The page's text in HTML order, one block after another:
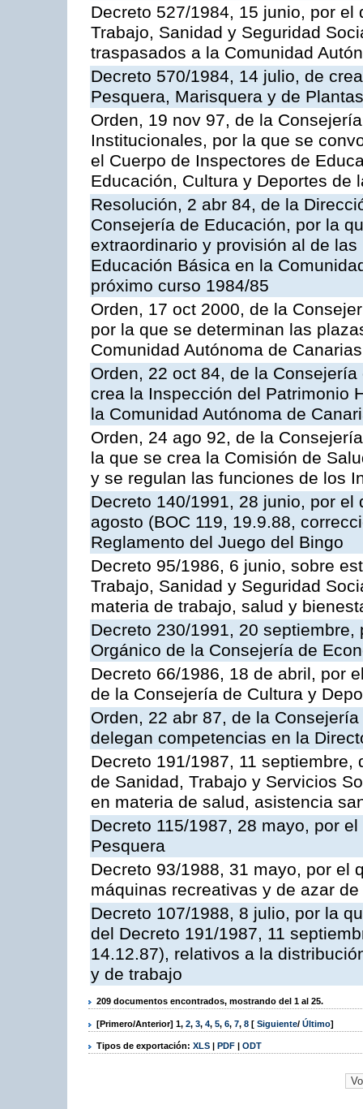
Decreto 527/1984, 15 junio, por
Trabajo, Sanidad y Seguridad
traspasados a la Comunidad
Decreto 570/1984, 14 julio, de
Pesquera, Marisquera y de
Orden, 19 nov 97, de la
Institucionales, por la que se
el Cuerpo de Inspectores de
Educación, Cultura y Deportes de
Resolución, 2 abr 84, de la
Consejería de Educación, por la
extraordinario y provisión al de
Educación Básica en la
próximo curso 1984/85
Orden, 17 oct 2000, de la
por la que se determinan las
Comunidad Autónoma de Canarias
Orden, 22 oct 84, de la
crea la Inspección del Patrimonio
la Comunidad Autónoma de
Orden, 24 ago 92, de la
la que se crea la Comisión de
y se regulan las funciones de los
Decreto 140/1991, 28 junio, por
agosto (BOC 119, 19.9.88,
Reglamento del Juego del Bingo
Decreto 95/1986, 6 junio, sobre
Trabajo, Sanidad y Seguridad
materia de trabajo, salud y
Decreto 230/1991, 20
Orgánico de la Consejería de
Decreto 66/1986, 18 de abril, por
de la Consejería de Cultura y
Orden, 22 abr 87, de la
delegan competencias en la
Decreto 191/1987, 11
de Sanidad, Trabajo y Servicios
en materia de salud, asistencia
Decreto 115/1987, 28 mayo, por
Pesquera
Decreto 93/1988, 31 mayo, por el
máquinas recreativas y de azar
Decreto 107/1988, 8 julio, por la
del Decreto 191/1987, 11
14.12.87), relativos a la
y de trabajo
209 documentos encontrados, mostrando del 1 al 25.
[Primero/Anterior] 1, 2, 3, 4, 5, 6, 7, 8 [ Siguiente/ Último]
Tipos de exportación: XLS | PDF | ODT